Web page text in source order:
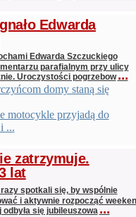
Edwarda
Edwarda Szczuckiego
parafialnym przy ulicy
Uroczystości pogrzebow...
domy staną się
motocykle przyjadą do
...
zatrzymuje.
lat
spotkali się, by wspólnie
i aktywnie rozpocząć
się jubileuszowa...